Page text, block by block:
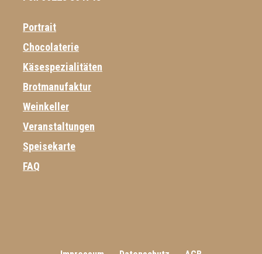
Portrait
Chocolaterie
Käsespezialitäten
Brotmanufaktur
Weinkeller
Veranstaltungen
Speisekarte
FAQ